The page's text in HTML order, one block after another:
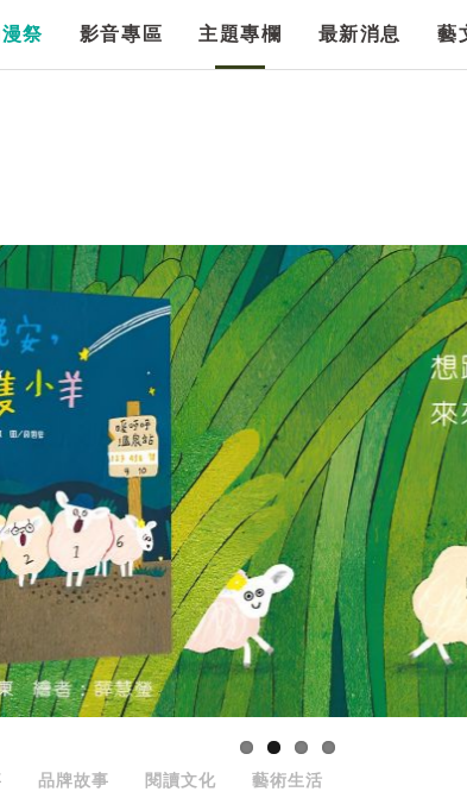
祭 影音專區 主題專欄 最新消息 藝
品牌故事 閱讀文化 藝術生活